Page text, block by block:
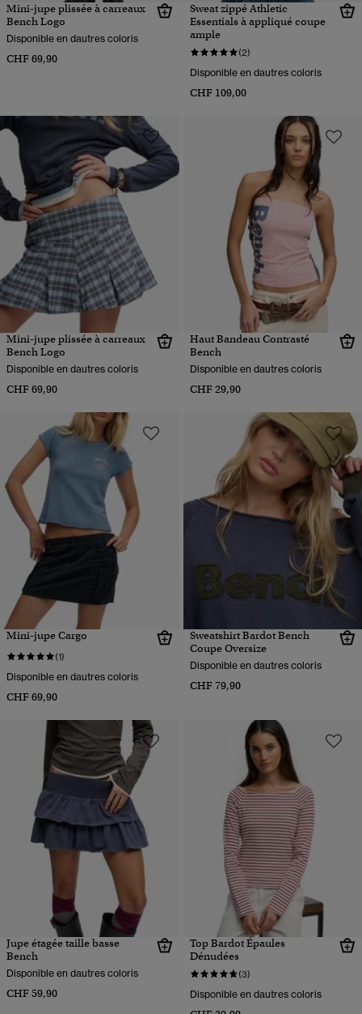
Mini-jupe plissée à carreaux
Bench Logo
Disponible en dautres coloris
CHF 69,90
Sweat zippé Athletic
Essentials à appliqué coupe
ample
(2)
Disponible en dautres coloris
CHF 109,00
Mini-jupe plissée à carreaux
Bench Logo
Disponible en dautres coloris
CHF 69,90
Haut Bandeau Contrasté
Bench
Disponible en dautres coloris
CHF 29,90
Mini-jupe Cargo
(1)
Disponible en dautres coloris
CHF 69,90
Sweatshirt Bardot Bench
Coupe Oversize
Disponible en dautres coloris
CHF 79,90
Jupe étagée taille basse
Bench
Disponible en dautres coloris
CHF 59,90
Top Bardot Épaules
Dénudées
(3)
Disponible en dautres coloris